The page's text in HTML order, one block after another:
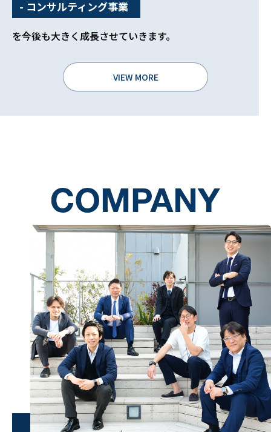
- コンサルティング事業
を今後も大きく成長させていきます。
VIEW MORE